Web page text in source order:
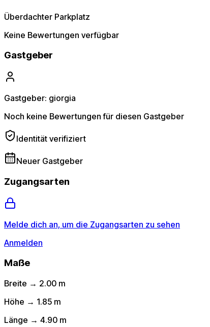
Überdachter Parkplatz
Keine Bewertungen verfügbar
Gastgeber
Gastgeber: giorgia
Noch keine Bewertungen für diesen Gastgeber
Identität verifiziert
Neuer Gastgeber
Zugangsarten
Melde dich an, um die Zugangsarten zu sehen
Anmelden
Maße
Breite → 2.00 m
Höhe → 1.85 m
Länge → 4.90 m